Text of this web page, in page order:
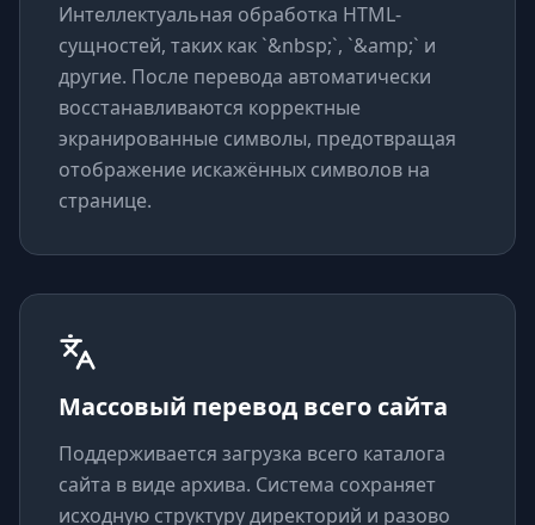
Интеллектуальная обработка HTML-
сущностей, таких как `&nbsp;`, `&amp;` и
другие. После перевода автоматически
восстанавливаются корректные
экранированные символы, предотвращая
отображение искажённых символов на
странице.
Массовый перевод всего сайта
Поддерживается загрузка всего каталога
сайта в виде архива. Система сохраняет
исходную структуру директорий и разово